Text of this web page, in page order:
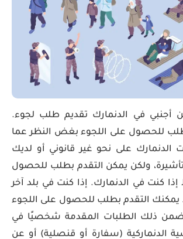
أجنبي في الدنمارك تقديم طلب لجوء.
للحصول على اللجوء بغض النظر عما
الدنمارك على نحو غير قانوني أو لديك
ولكن يمكن التقدم بطلب للحصول
كنت في الدنمارك. إذا كنت في بلد آخر
يمكنك التقدم بطلب للحصول على اللجوء
ذلك الطلبات المقدمة شخصيًا في
الدنماركية (سفارة أو قنصلية) أو عن